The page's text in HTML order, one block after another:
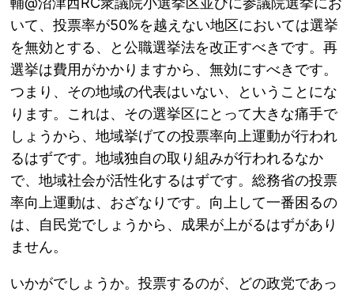
いて、投票率が50%を越えない地区においては選挙
を無効とする、と公職選挙法を改正すべきです。再
選挙は費用がかかりますから、無効にすべきです。
つまり、その地域の代表はいない、ということにな
ります。これは、その選挙区にとって大きな痛手で
しょうから、地域挙げての投票率向上運動が行われ
るはずです。地域独自の取り組みが行われるなか
で、地域社会が活性化するはずです。総務省の投票
率向上運動は、おざなりです。向上して一番困るの
は、自民党でしょうから、成果が上がるはずがあり
ません。
いかがでしょうか。投票するのが、どの政党であっ